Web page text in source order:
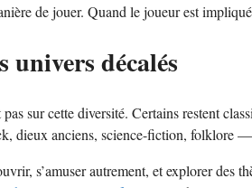
de jouer. Quand le joueur est
univers décalés
sur cette diversité. Certains restent
dieux anciens, science-fiction, folklore —
s’amuser autrement, et explorer des